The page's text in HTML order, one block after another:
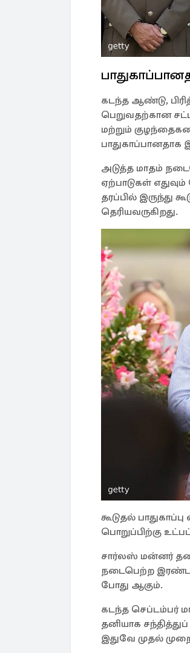
கடந்த ஆண்டு,
பெறுவதற்கான
மற்றும்
பாதுகாப்பானதாக
அடுத்த மாதம்
ஏற்பாடுகள்
தரப்பில் இருந்து
தெரியவருகிறது.
கூடுதல்
பொறுப்பிற்கு
சார்லஸ் மன்னர்
நடைபெற்ற
போது ஆகும்.
கடந்த செப்டம்பர்
தனியாக சந்தித்துப்
இதுவே முதல்